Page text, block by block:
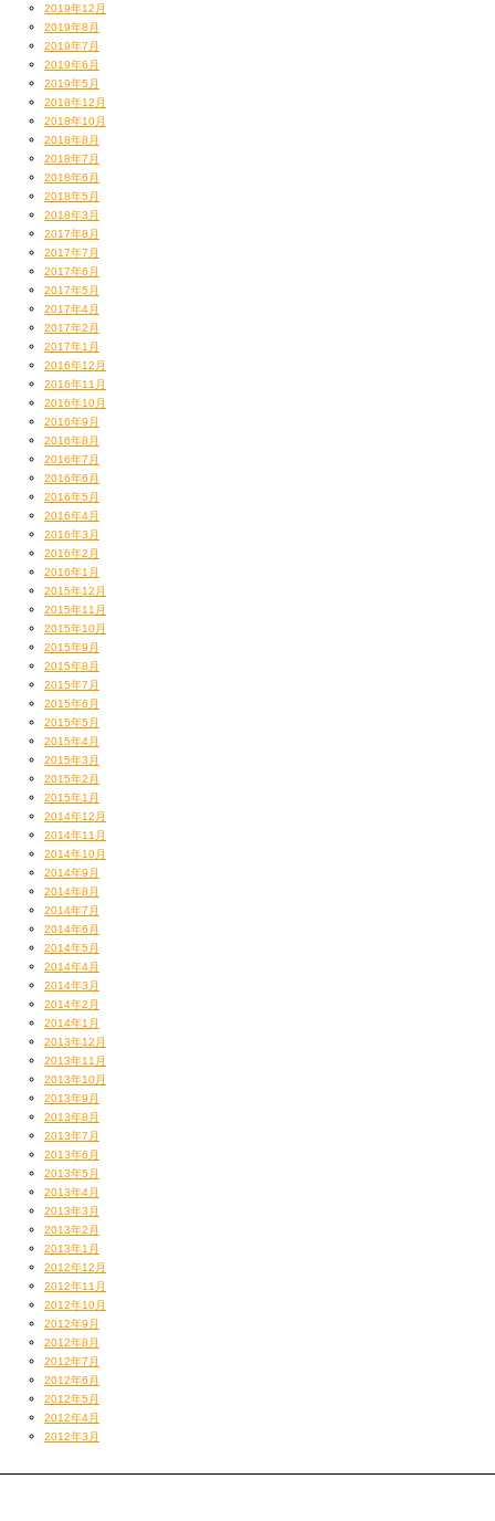
く禁止致します。
（There will be no parking for guests. Please use public
transportation. No illegal parking.）
INFO
LIQUIDROOM 03(5464)0800
次に、
38. Make It Bun Dem (Alex S. Remix) / Skrillex and
Damian Marley
これはあの超有名な↓
の非正規REMIX
これ聞いたことない人いないでしょう。
たぶん、クラブで一番良くかかるDUB STEPだろう。
まさにSkrillex の知名度がREGGAE,HIPHOPでも広まっ
た曲である。
だが、Skrillex が世に名前を知らしめた最初の曲と言え
ばこのへん。
↓
Wild For The NightなんかもSkrillexの曲だよん。
2019年12月
2019年8月
2019年7月
2019年6月
2019年5月
2018年12月
2018年10月
2018年8月
2018年7月
2018年6月
2018年5月
2018年3月
2017年8月
2017年7月
2017年6月
2017年5月
2017年4月
2017年2月
2017年1月
2016年12月
2016年11月
2016年10月
2016年9月
2016年8月
2016年7月
2016年6月
2016年5月
2016年4月
2016年3月
2016年2月
2016年1月
2015年12月
2015年11月
2015年10月
2015年9月
2015年8月
2015年7月
2015年6月
2015年5月
2015年4月
2015年3月
2015年2月
2015年1月
2014年12月
2014年11月
2014年10月
2014年9月
2014年8月
2014年7月
2014年6月
2014年5月
2014年4月
2014年3月
2014年2月
2014年1月
2013年12月
2013年11月
2013年10月
2013年9月
2013年8月
2013年7月
2013年6月
2013年5月
2013年4月
2013年3月
2013年2月
2013年1月
2012年12月
2012年11月
2012年10月
2012年9月
2012年8月
2012年7月
2012年6月
2012年5月
2012年4月
2012年3月